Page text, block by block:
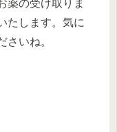
薬の受け取りま
たします。気に
さいね。